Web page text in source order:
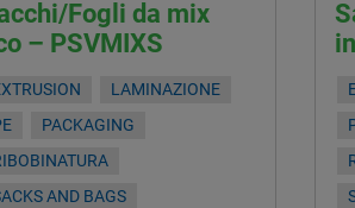
Fogli da mix
– PSVMIXS
LAMINAZIONE
PACKAGING
AND BAGS